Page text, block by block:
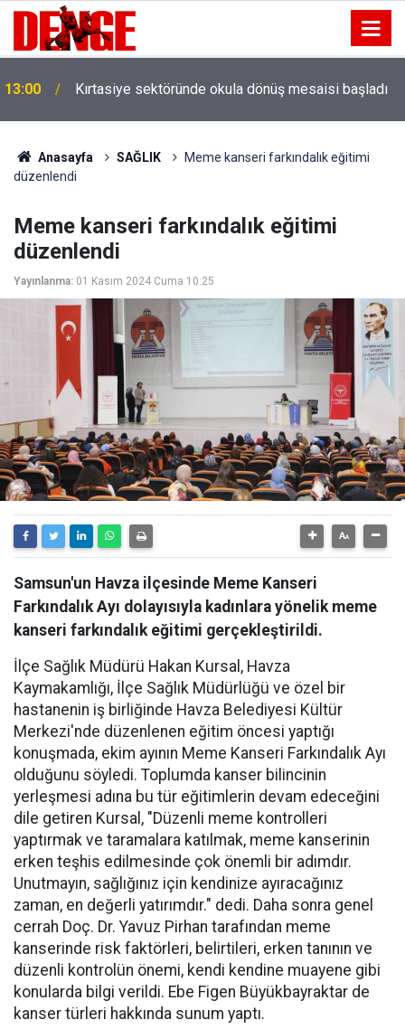
13:00 Kırtasiye sektöründe okula dönüş mesaisi başladı
Anasayfa SAĞLIK
Meme kanseri farkındalık eğitimi
düzenlendi
Meme kanseri farkındalık eğitimi
düzenlendi
Yayınlanma: 01 Kasım 2024 Cuma 10:25
Samsun'un Havza ilçesinde Meme Kanseri
Farkındalık Ayı dolayısıyla kadınlara yönelik meme
kanseri farkındalık eğitimi gerçekleştirildi.
İlçe Sağlık Müdürü Hakan Kursal, Havza
Kaymakamlığı, İlçe Sağlık Müdürlüğü ve özel bir
hastanenin iş birliğinde Havza Belediyesi Kültür
Merkezi'nde düzenlenen eğitim öncesi yaptığı
konuşmada, ekim ayının Meme Kanseri Farkındalık Ayı
olduğunu söyledi. Toplumda kanser bilincinin
yerleşmesi adına bu tür eğitimlerin devam edeceğini
dile getiren Kursal, "Düzenli meme kontrolleri
yaptırmak ve taramalara katılmak, meme kanserinin
erken teşhis edilmesinde çok önemli bir adımdır.
Unutmayın, sağlığınız için kendinize ayıracağınız
zaman, en değerli yatırımdır." dedi. Daha sonra genel
cerrah Doç. Dr. Yavuz Pirhan tarafından meme
kanserinde risk faktörleri, belirtileri, erken tanının ve
düzenli kontrolün önemi, kendi kendine muayene gibi
konularda bilgi verildi. Ebe Figen Büyükbayraktar de
kanser türleri hakkında sunum yaptı.